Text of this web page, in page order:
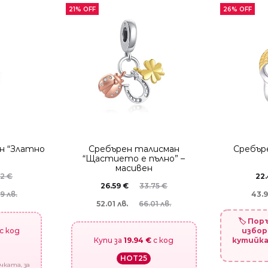
“Златно
€
лв.
код
за
21% OFF
Сребърен талисман
“Щастието е пълно” –
масивен
33.75€
26.59 €
66.01 лв.
52.01 лв.
Купи за19.94 € с код
HOT25
26% OFF
🏷️